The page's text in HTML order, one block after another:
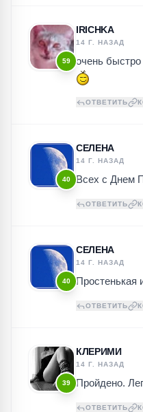
59
IRICHKA
14 Г. НАЗАД
очень быстро
ОТВЕТИТЬ
40
СЕЛЕНА
14 Г. НАЗАД
Всех с Днем
ОТВЕТИТЬ
40
СЕЛЕНА
14 Г. НАЗАД
Простенькая
ОТВЕТИТЬ
39
КЛЕРИМИ
14 Г. НАЗАД
Пройдено.
ОТВЕТИТЬ